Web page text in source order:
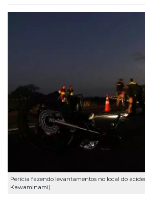
Perícia fazendo levantamentos no local do
Kawaminami)